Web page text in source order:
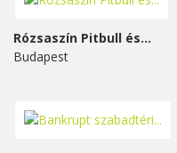
Rózsaszín Pitbull és...
Budapest